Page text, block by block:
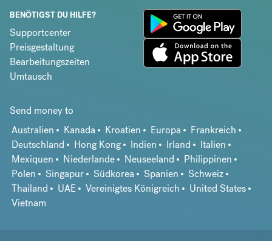
BENÖTIGST DU HILFE?
Supportcenter
Preisgestaltung
Bearbeitungszeiten
Umtausch
Send money to
Australien
Kanada Kroatien Europa
Frankreich
Deutschland
Hong Kong Indien Irland
Italien
Mexiquen
Niederlande Neuseeland
Philippinen
Polen
Singapur Südkorea Spanien
Schweiz
Thailand
UAE Vereinigtes Königreich
United States
Vietnam